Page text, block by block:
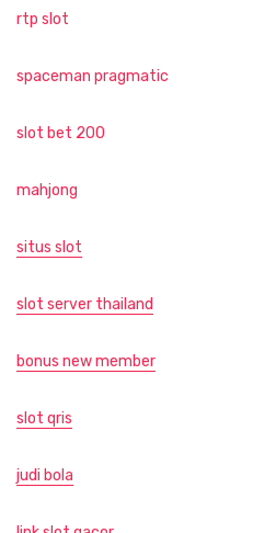
rtp slot
spaceman pragmatic
slot bet 200
mahjong
situs slot
slot server thailand
bonus new member
slot qris
judi bola